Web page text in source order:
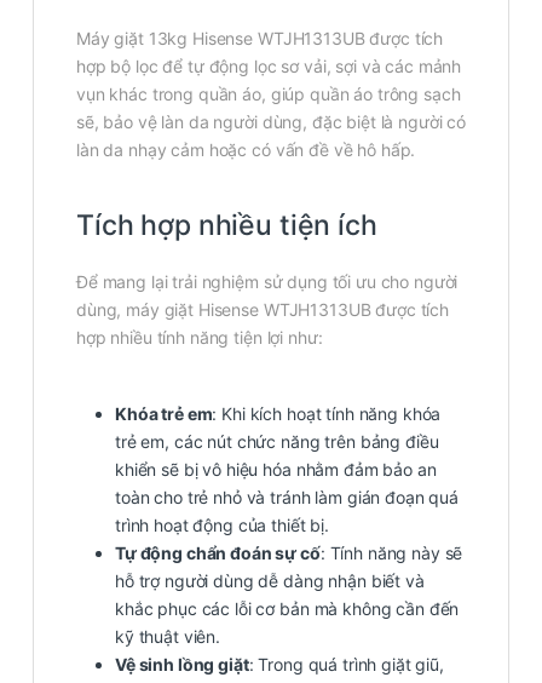
Máy giặt 13kg Hisense WTJH1313UB được tích
hợp bộ lọc để tự động lọc sơ vải, sợi và các mảnh
vụn khác trong quần áo, giúp quần áo trông sạch
sẽ, bảo vệ làn da người dùng, đặc biệt là người có
làn da nhạy cảm hoặc có vấn đề về hô hấp.
Tích hợp nhiều tiện ích
Để mang lại trải nghiệm sử dụng tối ưu cho người
dùng, máy giặt Hisense WTJH1313UB được tích
hợp nhiều tính năng tiện lợi như:
Khóa trẻ em: Khi kích hoạt tính năng khóa
trẻ em, các nút chức năng trên bảng điều
khiển sẽ bị vô hiệu hóa nhằm đảm bảo an
toàn cho trẻ nhỏ và tránh làm gián đoạn quá
trình hoạt động của thiết bị.
Tự động chẩn đoán sự cố: Tính năng này sẽ
hỗ trợ người dùng dễ dàng nhận biết và
khắc phục các lỗi cơ bản mà không cần đến
kỹ thuật viên.
Vệ sinh lồng giặt: Trong quá trình giặt giũ,